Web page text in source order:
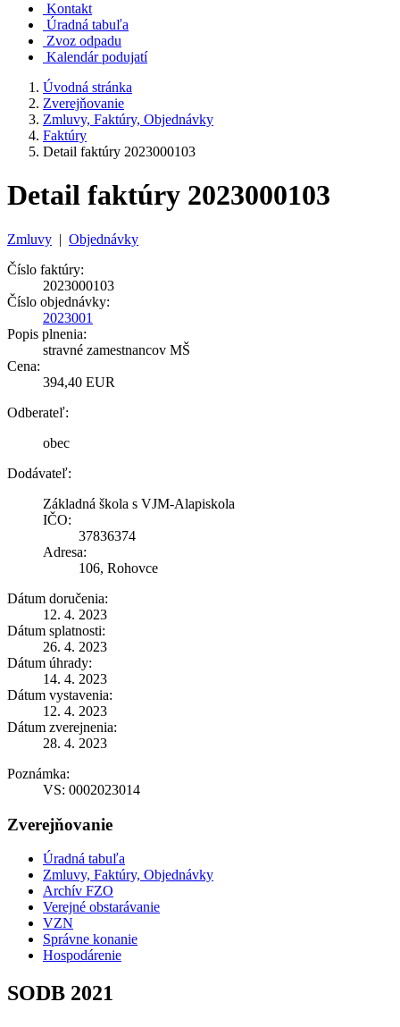
Kontakt
Úradná tabuľa
Zvoz odpadu
Kalendár podujatí
Úvodná stránka
Zverejňovanie
Zmluvy, Faktúry, Objednávky
Faktúry
Detail faktúry 2023000103
Detail faktúry 2023000103
Zmluvy | Objednávky
Číslo faktúry:
2023000103
Číslo objednávky:
2023001
Popis plnenia:
stravné zamestnancov MŠ
Cena:
394,40 EUR
Odberateľ:
obec
Dodávateľ:
Základná škola s VJM-Alapiskola
IČO:
37836374
Adresa:
106, Rohovce
Dátum doručenia:
12. 4. 2023
Dátum splatnosti:
26. 4. 2023
Dátum úhrady:
14. 4. 2023
Dátum vystavenia:
12. 4. 2023
Dátum zverejnenia:
28. 4. 2023
Poznámka:
VS: 0002023014
Zverejňovanie
Úradná tabuľa
Zmluvy, Faktúry, Objednávky
Archív FZO
Verejné obstarávanie
VZN
Správne konanie
Hospodárenie
SODB 2021